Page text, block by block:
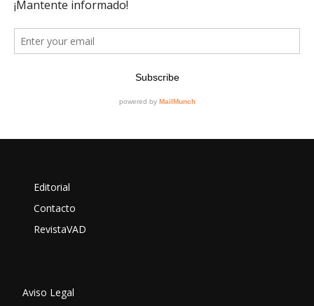
Editorial
Contacto
RevistaVAD
Aviso Legal